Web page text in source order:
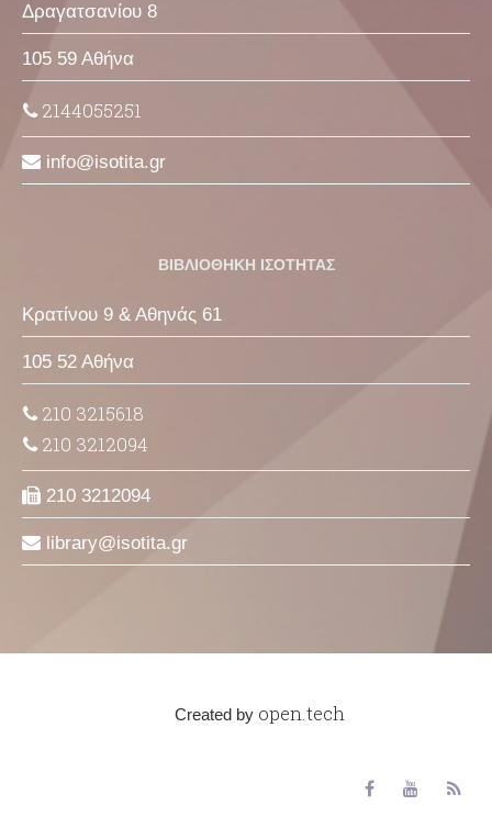
Δραγατσανίου 8
105 59 Αθήνα
2144055251
info isotita gr
ΒΙΒΛΙΟΘΗΚΗ ΙΣΟΤΗΤΑΣ
Κρατίνου 9 & Αθηνάς 61
105 52 Αθήνα
210 3215618
210 3212094
210 3212094
library isotita gr
Created by open.tech